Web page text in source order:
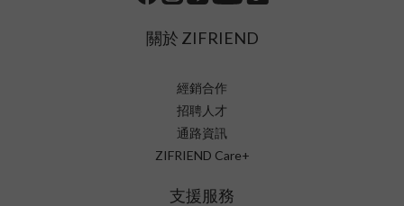
關於 ZIFRIEND
經銷合作
招聘人才
通路資訊
ZIFRIEND Care+
支援服務